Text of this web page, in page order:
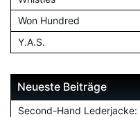
Won Hundred
Y.A.S.
Neueste Beiträge
Second-Hand